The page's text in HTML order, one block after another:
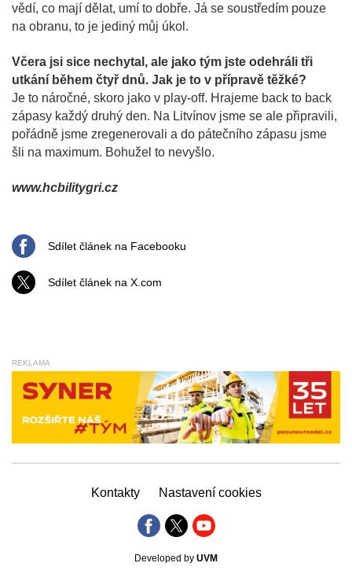
vědí, co mají dělat, umí to dobře. Já se soustředím pouze
na obranu, to je jediný můj úkol.
Včera jsi sice nechytal, ale jako tým jste odehráli tři
utkání během čtyř dnů. Jak je to v přípravě těžké?
Je to náročné, skoro jako v play-off. Hrajeme back to back
zápasy každý druhý den. Na Litvínov jsme se ale připravili,
pořádně jsme zregenerovali a do pátečního zápasu jsme
šli na maximum. Bohužel to nevyšlo.
www.hcbilitygri.cz
Sdílet článek na Facebooku
Sdílet článek na X.com
REKLAMA
Kontakty Nastavení cookies
Developed by UVM